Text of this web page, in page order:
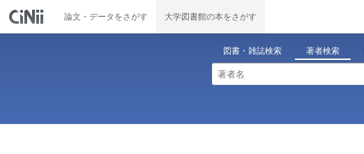
論文・データをさがす 大学図書館の本をさがす
図書・雑誌検索 著者検索